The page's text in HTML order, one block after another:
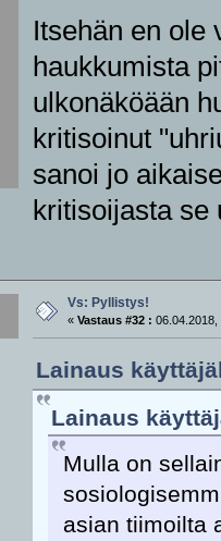
Itsehän en ole
haukkumista
ulkonäköään
kritisoinut
sanoi jo
kritisoijasta se
Vs: Pyllistys!
« Vastaus #32 : 06.04.2018,
Lainaus
Lainaus
Mulla on
asian tiimoilta